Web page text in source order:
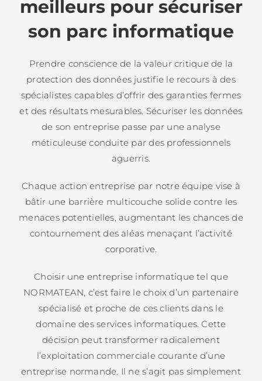
meilleurs pour sécuriser
son parc informatique
Prendre conscience de la valeur critique de la
protection des données justifie le recours à des
spécialistes capables d’offrir des garanties fermes
et des résultats mesurables. Sécuriser les données
de son entreprise passe par une analyse
méticuleuse conduite par des professionnels
aguerris.
Chaque action entreprise par notre équipe vise à
bâtir une barrière multicouche solide contre les
menaces potentielles, augmentant les chances de
contournement des aléas menaçant l’activité
corporative.
Choisir une entreprise informatique tel que
NORMATEAN, c’est faire le choix d’un partenaire
spécialisé et proche de ces clients dans le
domaine des services informatiques. Cette
décision peut transformer radicalement
l’exploitation commerciale courante d’une
entreprise normande. Il ne s’agit pas simplement